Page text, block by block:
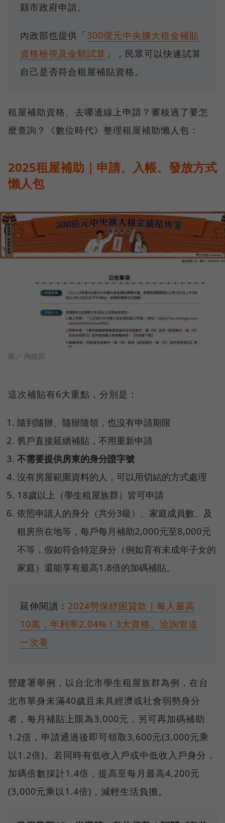
縣市政府申請。
內政部也提供「300億元中央擴大租金補貼
資格檢視及金額試算 」，民眾可以快速試算
自己是否符合租屋補貼資格。
租屋補助資格、去哪邊線上申請？審核過了要怎
麼查詢？《數位時代》整理租屋補助懶人包：
2025租屋補助｜申請、入帳、發放方式
懶人包
圖／ 內政部
這次補貼有6大重點，分別是：
隨到隨辦、隨辦隨領，也沒有申請期限
舊戶直接延續補貼，不用重新申請
不需要提供房東的身分證字號
沒有房屋範圍資料的人，可以用切結的方式處理
18歲以上（學生租屋族群）皆可申請
依照申請人的身分（共分3級）、家庭成員數、及
租房所在地等，每戶每月補助2,000元至8,000元
不等，假如符合特定身分（例如育有未成年子女的
家庭）還能享有最高1.8倍的加碼補貼。
延伸閱讀： 2024勞保紓困貸款｜每人最高
10萬，年利率2.04%！3大資格、洽詢管道
一次看
營建署舉例，以台北市學生租屋族群為例，在台
北市單身未滿40歲且未具經濟或社會弱勢身分
者，每月補貼上限為3,000元，另可再加碼補助
1.2倍，申請通過後即可領取3,600元(3,000元乘
以1.2倍)。若同時有低收入戶或中低收入戶身分，
加碼倍數採計1.4倍，提高至每月最高4,200元
(3,000元乘以1.4倍)，減輕生活負擔。